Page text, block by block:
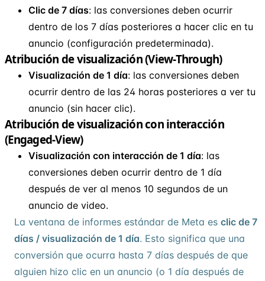
Clic de 7 días: las conversiones deben ocurrir
dentro de los 7 días posteriores a hacer clic en tu
anuncio (configuración predeterminada).
Atribución de visualización (View-Through)
Visualización de 1 día: las conversiones deben
ocurrir dentro de las 24 horas posteriores a ver tu
anuncio (sin hacer clic).
Atribución de visualización con interacción
(Engaged-View)
Visualización con interacción de 1 día: las
conversiones deben ocurrir dentro de 1 día
después de ver al menos 10 segundos de un
anuncio de video.
La ventana de informes estándar de Meta es clic de 7
días / visualización de 1 día. Esto significa que una
conversión que ocurra hasta 7 días después de que
alguien hizo clic en un anuncio (o 1 día después de